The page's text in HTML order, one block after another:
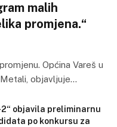
malih
promjena.“
Općina Vareš u
objavljuje…
2“ objavila preliminarnu
po konkursu za